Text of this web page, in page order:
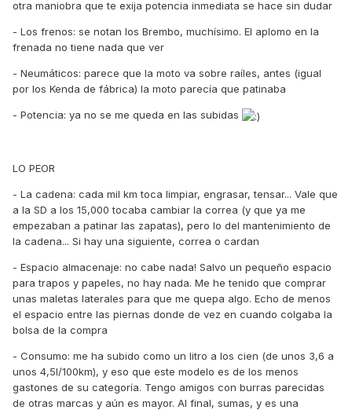
otra maniobra que te exija potencia inmediata se hace sin dudar
- Los frenos: se notan los Brembo, muchísimo. El aplomo en la
frenada no tiene nada que ver
- Neumáticos: parece que la moto va sobre raíles, antes (igual
por los Kenda de fábrica) la moto parecía que patinaba
- Potencia: ya no se me queda en las subidas
LO PEOR
- La cadena: cada mil km toca limpiar, engrasar, tensar... Vale que
a la SD a los 15,000 tocaba cambiar la correa (y que ya me
empezaban a patinar las zapatas), pero lo del mantenimiento de
la cadena... Si hay una siguiente, correa o cardan
- Espacio almacenaje: no cabe nada! Salvo un pequeño espacio
para trapos y papeles, no hay nada. Me he tenido que comprar
unas maletas laterales para que me quepa algo. Echo de menos
el espacio entre las piernas donde de vez en cuando colgaba la
bolsa de la compra
- Consumo: me ha subido como un litro a los cien (de unos 3,6 a
unos 4,5l/100km), y eso que este modelo es de los menos
gastones de su categoría. Tengo amigos con burras parecidas
de otras marcas y aún es mayor. Al final, sumas, y es una